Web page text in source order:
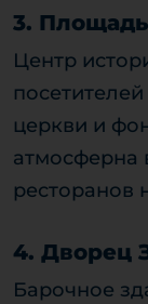
3.
Центр
церкви и
атмосферна
ресторанов
4. Дворец
Барочное